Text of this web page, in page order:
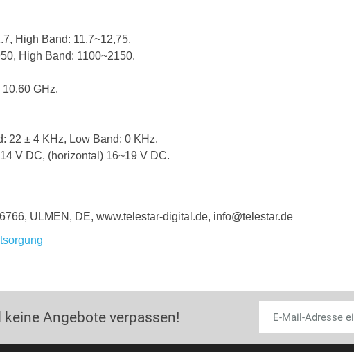
High Band: 11.7~12,75.
High Band: 1100~2150.
GHz.
22 ± 4 KHz, Low Band: 0 KHz.
V DC, (horizontal) 16~19 V DC.
ULMEN, DE, www.telestar-digital.de, info@telestar.de
Angebote verpassen!